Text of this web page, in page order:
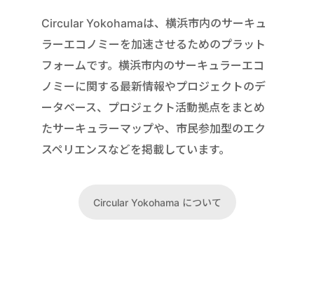
Circular Yokohamaは、横浜市内のサーキュ
ラーエコノミーを加速させるためのプラット
フォームです。横浜市内のサーキュラーエコ
ノミーに関する最新情報やプロジェクトのデ
ータベース、プロジェクト活動拠点をまとめ
たサーキュラーマップや、市民参加型のエク
スペリエンスなどを掲載しています。
Circular Yokohama について